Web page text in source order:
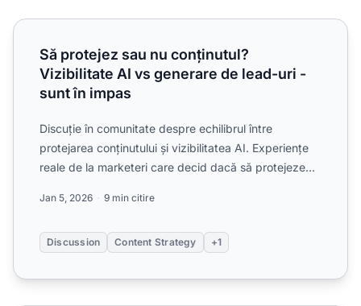
Să protejez sau nu conținutul? Vizibilitate AI vs generare
Să protejez sau nu conținutul?
Vizibilitate AI vs generare de lead-uri -
sunt în impas
Discuție în comunitate despre echilibrul între
protejarea conținutului și vizibilitatea AI. Experiențe
reale de la marketeri care decid dacă să protejeze
Jan 5, 2026 9 min citire
Discussion Content Strategy +1